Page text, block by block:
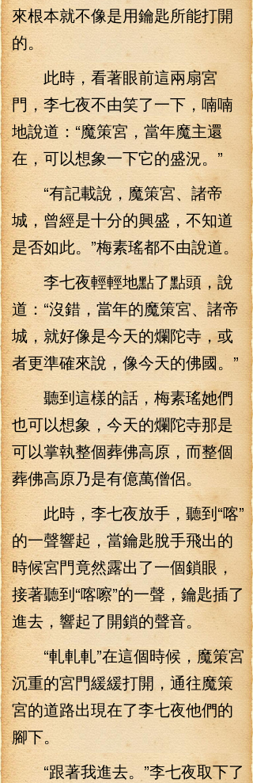
來根本就不像是用鑰匙所能打開
的。
此時，看著眼前這兩扇宮
門，李七夜不由笑了一下，喃喃
地說道：“魔策宮，當年魔主還
在，可以想象一下它的盛況。”
“有記載說，魔策宮、諸帝
城，曾經是十分的興盛，不知道
是否如此。”梅素瑤都不由說道。
李七夜輕輕地點了點頭，說
道：“沒錯，當年的魔策宮、諸帝
城，就好像是今天的爛陀寺，或
者更準確來說，像今天的佛國。”
聽到這樣的話，梅素瑤她們
也可以想象，今天的爛陀寺那是
可以掌執整個葬佛高原，而整個
葬佛高原乃是有億萬僧侶。
此時，李七夜放手，聽到“喀”
的一聲響起，當鑰匙脫手飛出的
時候宮門竟然露出了一個鎖眼，
接著聽到“喀嚓”的一聲，鑰匙插了
進去，響起了開鎖的聲音。
“軋軋軋”在這個時候，魔策宮
沉重的宮門緩緩打開，通往魔策
宮的道路出現在了李七夜他們的
腳下。
“跟著我進去。”李七夜取下了